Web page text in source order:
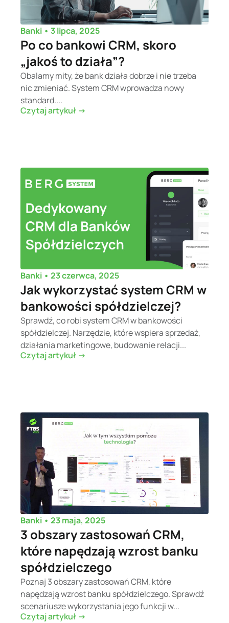
Banki • 3 lipca, 2025
Po co bankowi CRM, skoro
„jakoś to działa”?
Obalamy mity, że bank działa dobrze i nie trzeba
nic zmieniać. System CRM wprowadza nowy
standard....
Czytaj artykuł ->
Banki • 23 czerwca, 2025
Jak wykorzystać system CRM w
bankowości spółdzielczej?
Sprawdź, co robi system CRM w bankowości
spółdzielczej. Narzędzie, które wspiera sprzedaż,
działania marketingowe, budowanie relacji...
Czytaj artykuł ->
Banki • 23 maja, 2025
3 obszary zastosowań CRM,
które napędzają wzrost banku
spółdzielczego
Poznaj 3 obszary zastosowań CRM, które
napędzają wzrost banku spółdzielczego. Sprawdź
scenariusze wykorzystania jego funkcji w...
Czytaj artykuł ->